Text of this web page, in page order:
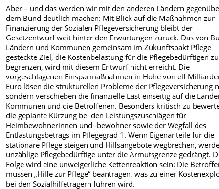
Aber – und das werden wir mit den anderen Ländern
dem Bund deutlich machen: Mit Blick auf die Maßnahmen zur
Finanzierung der Sozialen Pflegeversicherung bleibt der
Gesetzentwurf weit hinter den Erwartungen zurück. Das von
Ländern und Kommunen gemeinsam im Zukunftspakt Pflege
gesteckte Ziel, die Kostenbelastung für die Pflegebedürftigen zu
begrenzen, wird mit diesem Entwurf nicht erreicht. Die
vorgeschlagenen Einsparmaßnahmen in Höhe von elf
Euro lösen die strukturellen Probleme der Pflegeversicherung
sondern verschieben die finanzielle Last einseitig auf die
Kommunen und die Betroffenen. Besonders kritisch zu
die geplante Kürzung bei den Leistungszuschlägen für
Heimbewohnerinnen und -bewohner sowie der Wegfall des
Entlastungsbetrags im Pflegegrad 1. Wenn Eigenanteile für die
stationäre Pflege steigen und Hilfsangebote wegbrechen,
unzählige Pflegebedürftige unter die Armutsgrenze gedrängt.
Folge wird eine unweigerliche Kettenreaktion sein: Die
müssen „Hilfe zur Pflege“ beantragen, was zu einer
bei den Sozialhilfeträgern führen wird.